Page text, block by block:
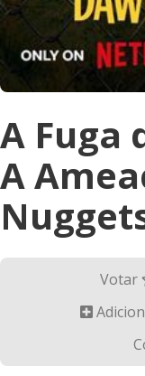
A Fuga
A
Votar